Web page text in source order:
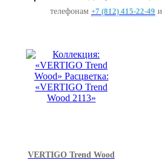
телефонам +7 (812) 415-22-49 и
VERTIGO Trend Wood